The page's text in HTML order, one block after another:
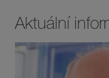
Aktuální